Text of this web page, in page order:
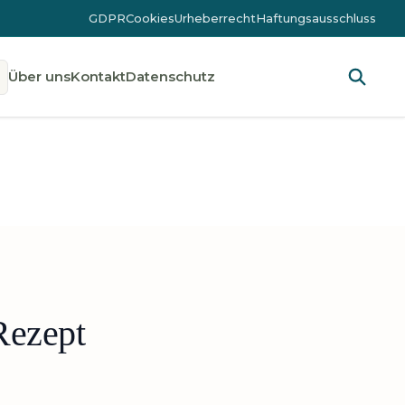
GDPRCookiesUrheberrechtHaftungsausschluss
Über unsKontaktDatenschutz